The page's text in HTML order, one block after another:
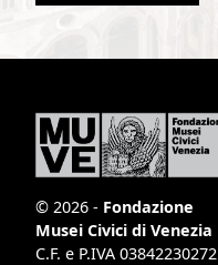
© 2026 - Fondazione
Musei Civici di Venezia
C.F. e P.IVA 03842230272